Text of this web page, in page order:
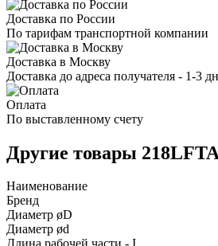
Доставка по России
По тарифам транспортной компании
Доставка в Москву
Доставка до адреса получателя - 1-3
Оплата
По выставленному счету
Другие товары 218LFTA
Наименование
Бренд
Диаметр øD
Диаметр ød